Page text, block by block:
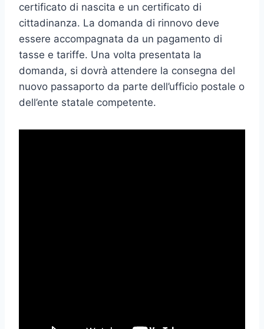
certificato di nascita e un certificato di
cittadinanza. La domanda di rinnovo deve
essere accompagnata da un pagamento di
tasse e tariffe. Una volta presentata la
domanda, si dovrà attendere la consegna del
nuovo passaporto da parte dell’ufficio postale o
dell’ente statale competente.